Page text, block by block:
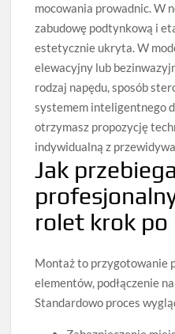
mocowania prowadnic. W
zabudowę podtynkową i
estetycznie ukryta. W
elewacyjny lub
rodzaj napędu, sposób
systemem inteligentnego
otrzymasz propozycję
indywidualną z
Jak przebiega
rolet krok po
Montaż to przygotowanie
elementów, podłączenie
Standardowo proces